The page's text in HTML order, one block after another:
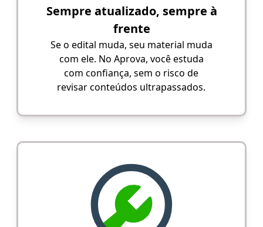
Sempre atualizado, sempre à
frente
Se o edital muda, seu material muda
com ele. No Aprova, você estuda
com confiança, sem o risco de
revisar conteúdos ultrapassados.